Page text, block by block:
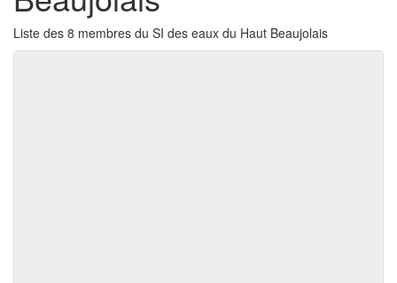
Liste des 8 membres du SI des eaux du Haut Beaujolais